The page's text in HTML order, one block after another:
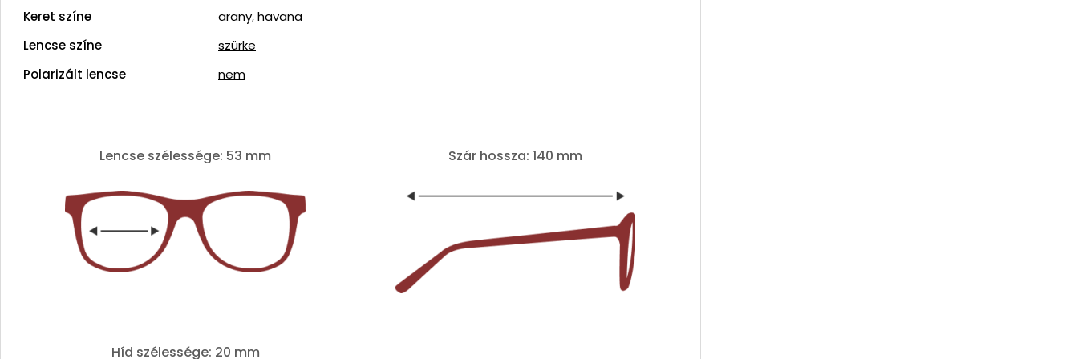
Keret színe arany,havana
Lencse színe
szürke
Polarizált lencse
nem
Lencse szélessége: 53 mm Szár hossza: 140 mm
Híd szélessége: 20 mm